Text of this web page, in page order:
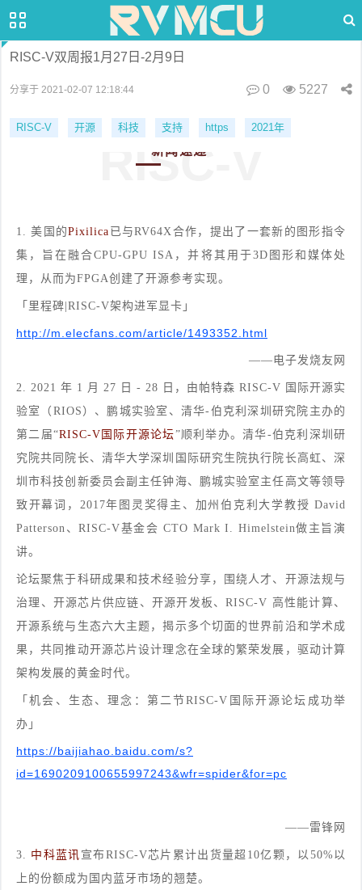
RISC-V双周报1月27日-2月9日
分享于 2021-02-07 12:18:44 0 5227
RISC-V 开源 科技 支持 https 2021年
RISC-V
新闻速递
1. 美国的Pixilica 已与RV64X合作，提出了一套新的图形指令
集，旨在融合CPU-GPU ISA，并将其用于3D图形和媒体处
理，从而为FPGA创建了开源参考实现。
「里程碑|RISC-V架构进军显卡」
http://m.elecfans.com/article/1493352.html
——电子发烧友网
2. 2021 年 1 月 27 日 - 28 日，由帕特森 RISC-V 国际开源实
验室（RIOS）、鹏城实验室、清华-伯克利深圳研究院主办的
第二届“RISC-V国际开源论坛”顺利举办。清华-伯克利深圳研
究院共同院长、清华大学深圳国际研究生院执行院长高虹、深
圳市科技创新委员会副主任钟海、鹏城实验室主任高文等领导
致开幕词，2017年图灵奖得主、加州伯克利大学教授 David
Patterson、RISC-V基金会 CTO Mark I. Himelstein做主旨演
讲。
论坛聚焦于科研成果和技术经验分享，围绕人才、开源法规与
治理、开源芯片供应链、开源开发板、RISC-V 高性能计算、
开源系统与生态六大主题，揭示多个切面的世界前沿和学术成
果，共同推动开源芯片设计理念在全球的繁荣发展，驱动计算
架构发展的黄金时代。
「机会、生态、理念：第二节RISC-V国际开源论坛成功举
办」
https://baijiahao.baidu.com/s?
id=1690209100655997243&wfr=spider&for=pc
——雷锋网
3. 中科蓝讯 宣布RISC-V芯片累计出货量超10亿颗，以50%以
上的份额成为国内蓝牙市场的翘楚。